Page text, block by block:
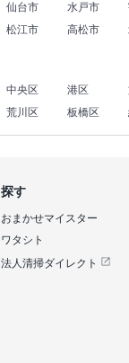
仙台市 水戸市
松江市 高松市
中央区 港区
荒川区 板橋区
探す
おまかせマイスター
ワタシト
法人清掃ダイレクト